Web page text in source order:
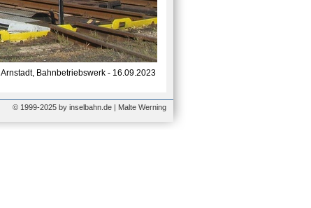
Arnstadt, Bahnbetriebswerk - 16.09.2023
© 1999-2025 by inselbahn.de | Malte Werning